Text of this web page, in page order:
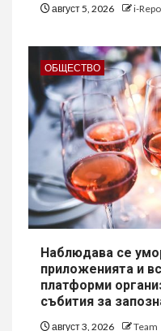
август 5, 2026 i-
ОБЩЕСТВО
Наблюдава се
приложенията и
платформи
събития за
август 3, 2026 Team